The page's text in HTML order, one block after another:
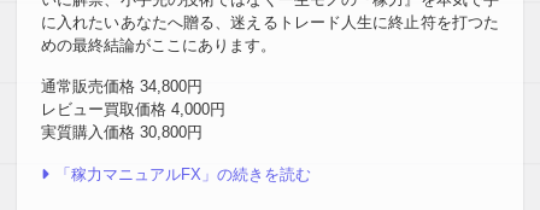
に入れたいあなたへ贈る、迷えるトレード人生に終止符を打つた
めの最終結論がここにあります。
通常販売価格 34,800円
レビュー買取価格 4,000円
実質購入価格 30,800円
「稼力マニュアルFX」の続きを読む